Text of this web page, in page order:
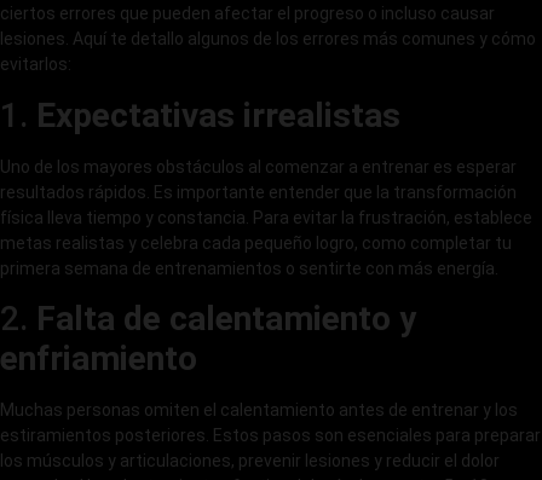
ciertos errores que pueden afectar el progreso o incluso causar
lesiones. Aquí te detallo algunos de los errores más comunes y cómo
evitarlos:
1. Expectativas irrealistas
Uno de los mayores obstáculos al comenzar a entrenar es esperar
resultados rápidos. Es importante entender que la transformación
física lleva tiempo y constancia. Para evitar la frustración, establece
metas realistas y celebra cada pequeño logro, como completar tu
primera semana de entrenamientos o sentirte con más energía.
2. Falta de calentamiento y
enfriamiento
Muchas personas omiten el calentamiento antes de entrenar y los
estiramientos posteriores. Estos pasos son esenciales para preparar
los músculos y articulaciones, prevenir lesiones y reducir el dolor